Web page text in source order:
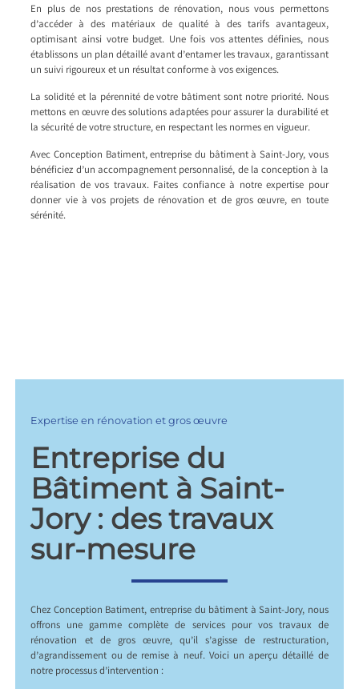
En plus de nos prestations de rénovation, nous vous permettons
d’accéder à des matériaux de qualité à des tarifs avantageux,
optimisant ainsi votre budget. Une fois vos attentes définies, nous
établissons un plan détaillé avant d’entamer les travaux, garantissant
un suivi rigoureux et un résultat conforme à vos exigences.
La solidité et la pérennité de votre bâtiment sont notre priorité. Nous
mettons en œuvre des solutions adaptées pour assurer la durabilité et
la sécurité de votre structure, en respectant les normes en vigueur.
Avec Conception Batiment, entreprise du bâtiment à Saint-Jory, vous
bénéficiez d’un accompagnement personnalisé, de la conception à la
réalisation de vos travaux. Faites confiance à notre expertise pour
donner vie à vos projets de rénovation et de gros œuvre, en toute
sérénité.
Expertise en rénovation et gros œuvre
Entreprise du
Bâtiment à Saint-
Jory : des travaux
sur-mesure
Chez Conception Batiment, entreprise du bâtiment à Saint-Jory, nous
offrons une gamme complète de services pour vos travaux de
rénovation et de gros œuvre, qu’il s’agisse de restructuration,
d’agrandissement ou de remise à neuf. Voici un aperçu détaillé de
notre processus d’intervention :